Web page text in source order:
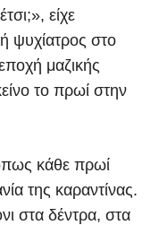
είχε
ψυχίατρος στο
μαζικής
το πρωί στην
κάθε πρωί
της καραντίνας.
στα δέντρα, στα